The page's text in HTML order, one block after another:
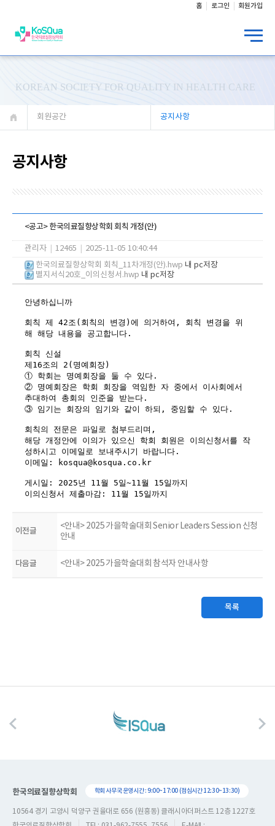
홈 로그인 회원가입
KOREAN SOCIETY FOR QUALITY IN HEALTH CARE
회원공간 공지사항
공지사항
<공고> 한국의료질향상학회 회칙 개정(안)
관리자 12465
2025-11-05 10:40:44
한국의료질향상학회 회칙_11차개정(안).hwp 내 pc저장
별지서식20호_이의신청서.hwp 내 pc저장
안녕하십니까
회칙 제 42조(회칙의 변경)에 의거하여, 회칙 변경을 위
해 해당 내용을 공고합니다.
회칙 신설
제 16조의 2( 명예회장)
① 학회는 명예회장을 둘 수 있다 .
② 명예회장은 학회 회장을 역임한 자 중에서 이사회에서
추대하여 총회의 인준을 받는다 .
③ 임기는 회장의 임기와 같이 하되 , 중임할 수 있다 .
회칙의 전문은 파일로 첨부드리며,
해당 개정안에 이의가 있으신 학회 회원은 이의신청서를 작
성하시고 이메일로 보내주시기 바랍니다.
이메일: kosqua@kosqua.co.kr
게시일: 2025년 11월 5일~11월 15일까지
이의신청서 제출마감: 11월 15일까지
이전글
<안내> 2025 가을학술대회 Senior Leaders Session 신청
안내
다음글 <안내> 2025 가을학술대회 참석자 안내사항
목록
한국의료질향상학회 학회 사무국 운영시간 : 9:00~17:00 (점심시간 12:30~13:30)
10564 경기 고양시 덕양구 권율대로 656 (원흥동) 클래시아더퍼스트 12층 1227호